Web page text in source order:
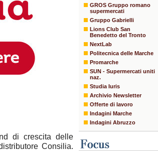
di crescita delle
Consilia.
GROS Gruppo romano
supermercati
Gruppo Gabrielli
Lions Club San
Benedetto del Tronto
NextLab
Politecnica delle Marche
Promarche
SUN - Supermercati uniti
naz.
Studia Iuris
Archivio Newsletter
Offerte di lavoro
Indagini Marche
Indagini Abruzzo